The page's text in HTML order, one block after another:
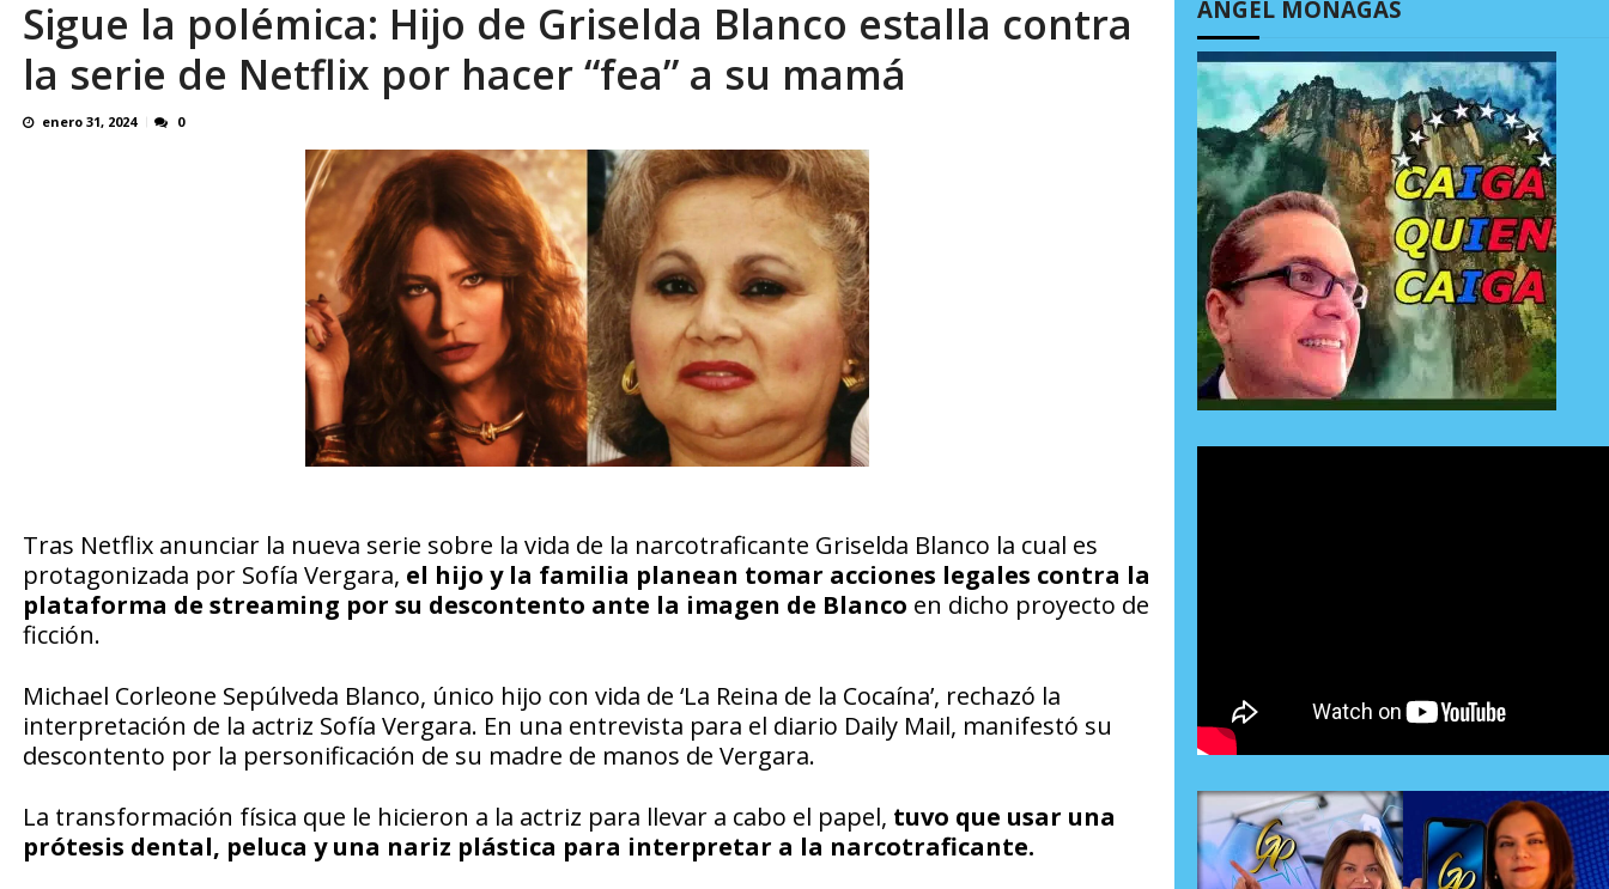
Familiares realizaron nueva vigilia en El Rodeo I por la libertad inmediata de l... AGOSTO 5, 2026
Sigue la polémica: Hijo de Griselda Blanco estalla contra
la serie de Netflix por hacer “fea” a su mamá
enero 31, 2024 0
Tras Netflix anunciar la nueva serie sobre la vida de la narcotraficante Griselda Blanco la cual es
protagonizada por Sofía Vergara, el hijo y la familia planean tomar acciones legales contra la
plataforma de streaming por su descontento ante la imagen de Blanco en dicho proyecto de
ficción.
Michael Corleone Sepúlveda Blanco, único hijo con vida de ‘La Reina de la Cocaína’, rechazó la
interpretación de la actriz Sofía Vergara. En una entrevista para el diario Daily Mail, manifestó su
descontento por la personificación de su madre de manos de Vergara.
La transformación física que le hicieron a la actriz para llevar a cabo el papel, tuvo que usar una
prótesis dental, peluca y una nariz plástica para interpretar a la narcotraficante.
ÁNGEL MONAGAS